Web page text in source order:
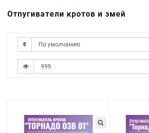
Отпугиватели кротов и змей